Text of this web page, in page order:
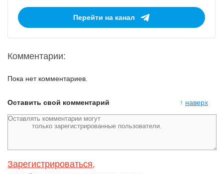
Перейти на канал
Комментарии:
Пока нет комментариев.
↑ наверх
Оставить свой комментарий
Зарегистрироваться,